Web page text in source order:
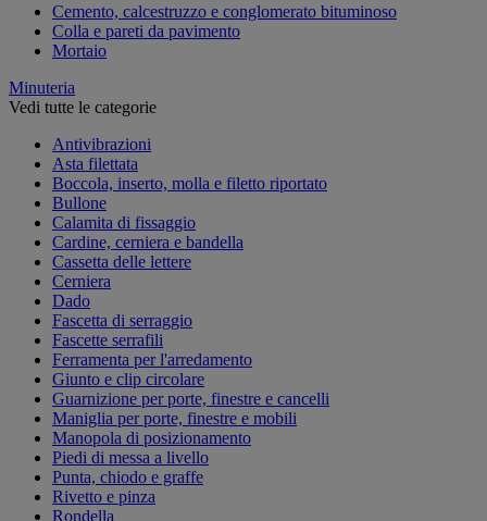
Cemento, calcestruzzo e conglomerato bituminoso
Colla e pareti da pavimento
Mortaio
Minuteria
Vedi tutte le categorie
Antivibrazioni
Asta filettata
Boccola, inserto, molla e filetto riportato
Bullone
Calamita di fissaggio
Cardine, cerniera e bandella
Cassetta delle lettere
Cerniera
Dado
Fascetta di serraggio
Fascette serrafili
Ferramenta per l'arredamento
Giunto e clip circolare
Guarnizione per porte, finestre e cancelli
Maniglia per porte, finestre e mobili
Manopola di posizionamento
Piedi di messa a livello
Punta, chiodo e graffe
Rivetto e pinza
Rondella